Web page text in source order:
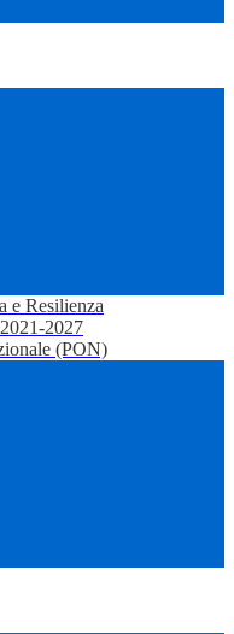
e Resilienza
2027
(PON)